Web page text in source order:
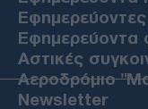
Εφημερεύοντες
Εφημερεύοντα
Αστικές
Αεροδρόμιο
Newsletter